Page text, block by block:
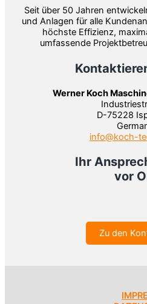
Seit über 50 Jahren
und Anlagen für alle
höchste Effizienz,
umfassende
Werner Koch
D-75228
info@koch-
Ihr
vor
Zu den